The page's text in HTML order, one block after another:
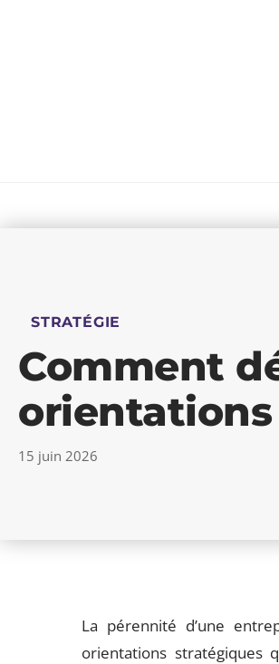
STRATÉGIE
Comment
15 juin 2026
La pérennité d’une
orientations stratégiques